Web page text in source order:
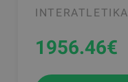
INTERATLETIKA
1956.46€